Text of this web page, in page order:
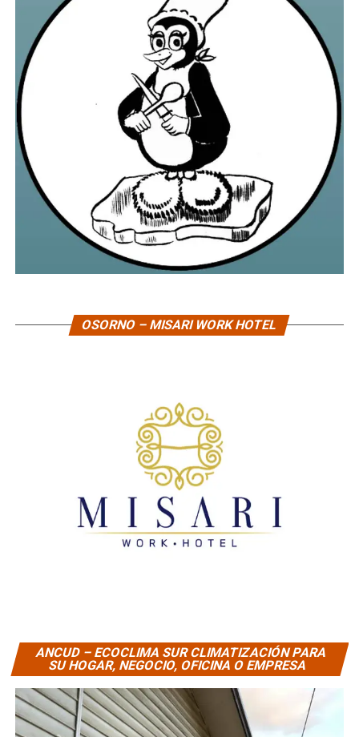
OSORNO – MISARI WORK HOTEL
ANCUD – ECOCLIMA SUR CLIMATIZACIÓN PARA
SU HOGAR, NEGOCIO, OFICINA O EMPRESA